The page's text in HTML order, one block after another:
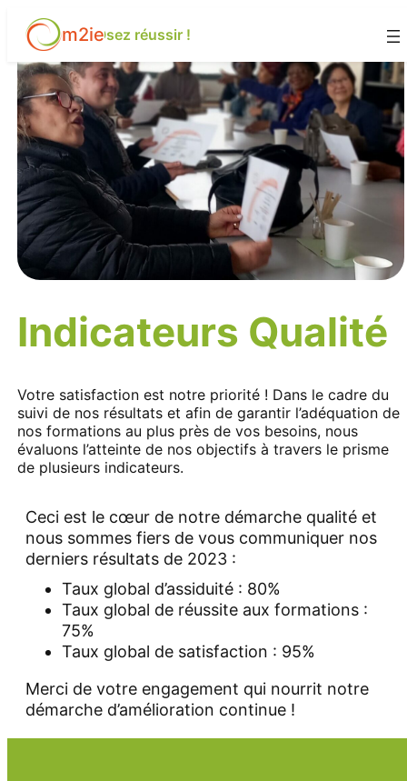
Aller
contenu
m2ie
Osez réussir !
Indicateurs Qualité
Votre satisfaction est notre priorité ! Dans le cadre du
suivi de nos résultats et afin de garantir l’adéquation de
nos formations au plus près de vos besoins, nous
évaluons l’atteinte de nos objectifs à travers le prisme
de plusieurs indicateurs.
Ceci est le cœur de notre démarche qualité et
nous sommes fiers de vous communiquer nos
derniers résultats de 2023 :
Taux global d’assiduité : 80%
Taux global de réussite aux formations :
75%
Taux global de satisfaction : 95%
Merci de votre engagement qui nourrit notre
démarche d’amélioration continue !